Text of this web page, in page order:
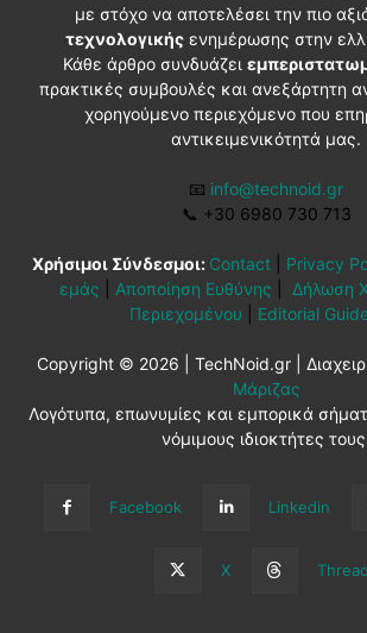
με στόχο να αποτελέσει την πιο
τεχνολογικήςενημέρωσης στην
Κάθε άρθρο συνδυάζει
πρακτικές συμβουλές και ανεξάρτητη
χορηγούμενο περιεχόμενο που
αντικειμενικότητά μας.
📧 info@technoid.gr
📞 +30 6980 730 713
Χρήσιμοι Σύνδεσμοι: Contact Privacy
εμάς
Αποποίηση Ευθύνης
Δήλωση
Περιεχομένου
Editorial
Copyright © 2026 | TechNoid.gr |
Μάριζας
Λογότυπα, επωνυμίες και εμπορικά
νόμιμους ιδιοκτήτες
Facebook Linkedin
X